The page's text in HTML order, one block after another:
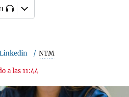
Linkedin NTM
a las 11:44